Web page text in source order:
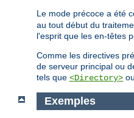
Le mode précoce a été
au tout début du
l'esprit que les en-têtes
Comme les directives
de serveur principal ou
tels que <Directory> ou
Exemples